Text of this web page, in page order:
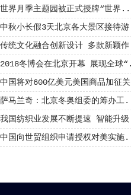
世界月季主题园被正式授牌“世界
中秋小长假3天北京各大景区接待
传统文化融合创新设计 多款新颖
2018冬博会在北京开幕 展现全球
中国将对600亿美元美国商品加征
萨马兰奇：北京冬奥组委的筹办
我国纺织业发展不断提速 智能升
中国向世贸组织申请授权对美实